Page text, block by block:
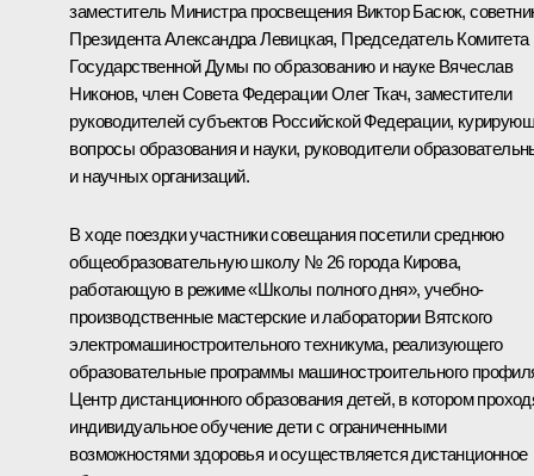
заместитель Министра просвещения Виктор Басюк,
ПрезидентаАлександра Левицкая, Председатель Комитета
Государственной Думы по образованию и науке Вячеслав
Никонов, член Совета Федерации Олег Ткач, заместители
руководителей субъектов Российской Федерации,
вопросы образования и науки, руководители
и научных организаций.
В ходе поездки участники совещания посетили среднюю
общеобразовательную школу № 26 города Кирова,
работающую в режиме «Школы полного дня», учебно-
производственные мастерские и лаборатории Вятского
электромашиностроительного техникума, реализующего
образовательные программы машиностроительного
Центр дистанционного образования детей, в котором
индивидуальное обучение дети с ограниченными
возможностями здоровья и осуществляется дистанционное